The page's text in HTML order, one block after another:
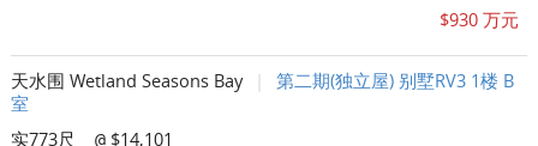
$930 万元
天水围 Wetland Seasons Bay
第二期(独立屋) 别墅RV3 1楼 B
室
实773尺
@ $14,101